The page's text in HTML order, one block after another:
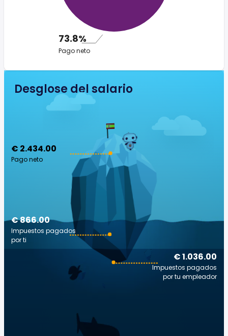
73.8%
Pago neto
Desglose del salario
€ 2.434.00
Pago neto
€ 1.036.00
Impuestos pagados
por tu empleador
€ 866.00
Impuestos pagados
por ti